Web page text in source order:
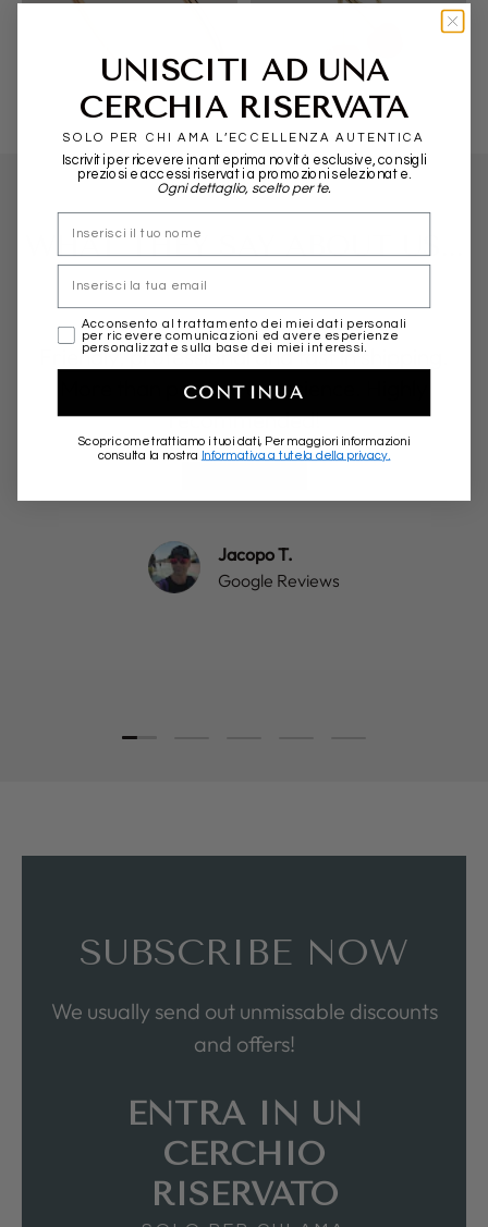
POMELLATO ALIITA
WHAT THEY SAY ABOUT US...
Friendly, professional and fast in shipping.
More than positive experience. Highly
recommended!
Jacopo T.
Google Reviews
SUBSCRIBE NOW
We usually send out unmissable discounts
and offers!
ENTRA IN UN
CERCHIO
RISERVATO
UNISCITI AD UNA
CERCHIA RISERVATA
SOLO PER CHI AMA L’ECCELLENZA AUTENTICA
Iscriviti per ricevere in anteprima novità esclusive, consigli
preziosi e accessi riservati a promozioni selezionate.
Ogni dettaglio, scelto per te.
nome
Email
marketing
Acconsento al trattamento dei miei dati personali
per ricevere comunicazioni ed avere esperienze
personalizzate sulla base dei miei interessi.
CONTINUA
Scopri come trattiamo i tuoi dati, Per maggiori informazioni
consulta la nostra Informativa a tutela della privacy.